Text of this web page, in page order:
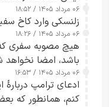
۰۶ مرداد ۱۴۰۵ / ۱۸:۵۲
زلنسکی وارد کاخ
۰۶ مرداد ۱۴۰۵ / ۱۸:۲۶
هیچ مصوبه سفری که
باشد، امضا
چارچوب قانون
۰۶ مرداد ۱۴۰۵ / ۱۶:۵۳
ادعای ترامپ دربارهٔ
کنم، همانطور که